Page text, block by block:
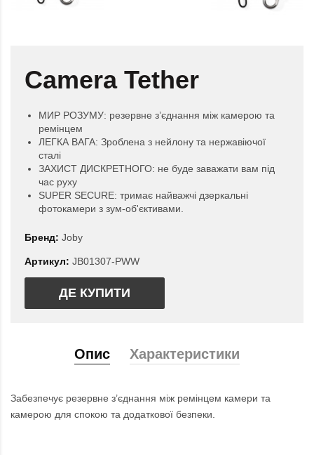
Camera Tether
МИР РОЗУМУ: резервне з’єднання між камерою та
ремінцем
ЛЕГКА ВАГА: Зроблена з нейлону та нержавіючої
сталі
ЗАХИСТ ДИСКРЕТНОГО: не буде заважати вам під
час руху
SUPER SECURE: тримає найважчі дзеркальні
фотокамери з зум-об'єктивами.
Бренд: Joby
Артикул: JB01307-PWW
ДЕ КУПИТИ
Опис Характеристики
Забезпечує резервне з’єднання між ремінцем камери та
камерою для спокою та додаткової безпеки.